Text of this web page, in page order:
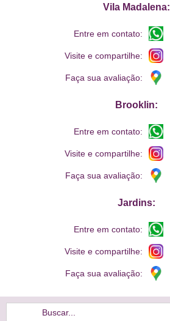
Vila Madalena:
Entre em contato:
Visite e compartilhe:
Faça sua avaliação:
Brooklin:
Entre em contato:
Visite e compartilhe:
Faça sua avaliação:
Jardins:
Entre em contato:
Visite e compartilhe:
Faça sua avaliação:
Buscar...